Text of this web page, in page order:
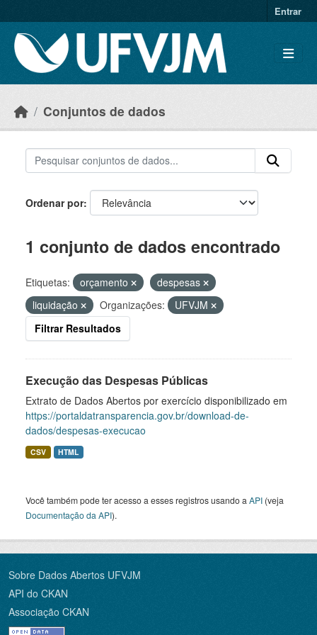
Entrar
Conjuntos de dados
Ordenar por
1 conjunto de dados encontrado
Etiquetas: orçamento
despesas
liquidação
Organizações:
UFVJM
Filtrar Resultados
Execução das Despesas Públicas
Extrato de Dados Abertos por exercício disponibilizado em
https://portaldatransparencia.gov.br/download-de-
dados/despesas-execucao
CSV HTML
Você também pode ter acesso a esses registros usando a API (veja
Documentação da API).
Sobre Dados Abertos UFVJM
API do CKAN
Associação CKAN